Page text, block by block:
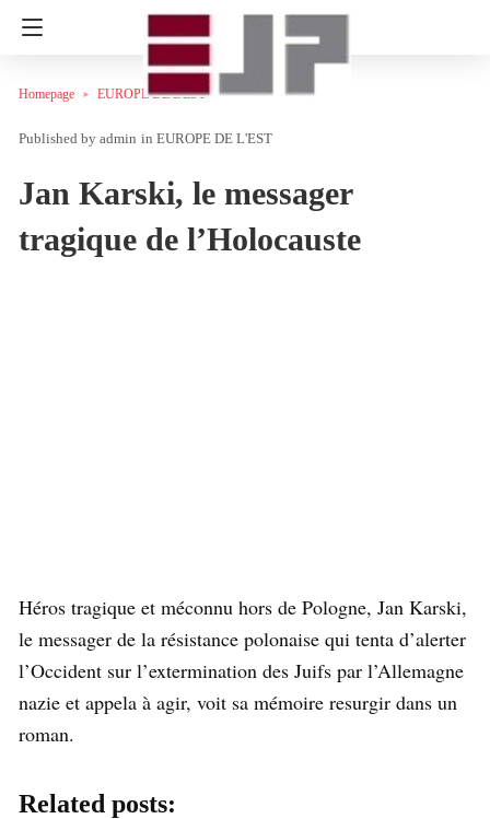
Homepage EUROPE DE L'EST
admin in EUROPE DE L'EST
Jan Karski, le messager
tragique de l’Holocauste
Héros tragique et méconnu hors de Pologne, Jan Karski,
le messager de la résistance polonaise qui tenta d’alerter
l’Occident sur l’extermination des Juifs par l’Allemagne
nazie et appela à agir, voit sa mémoire resurgir dans un
roman.
Related posts: